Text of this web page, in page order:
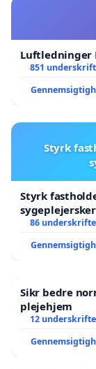
Luftledninger
851
Styrk
Styrk
86
Sikr bedre
plejehjem
12